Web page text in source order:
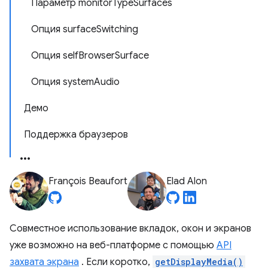
Параметр monitorTypeSurfaces
Опция surfaceSwitching
Опция selfBrowserSurface
Опция systemAudio
Демо
Поддержка браузеров
François Beaufort Elad Alon
Совместное использование вкладок, окон и экранов
уже возможно на веб-платформе с помощью API
захвата экрана . Если коротко, getDisplayMedia()